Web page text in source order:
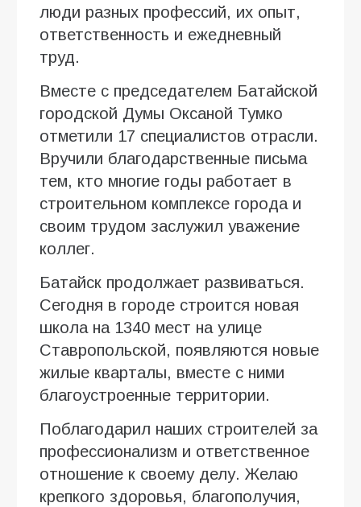
люди разных профессий, их опыт,
ответственность и ежедневный
труд.
Вместе с председателем Батайской
городской Думы Оксаной Тумко
отметили 17 специалистов отрасли.
Вручили благодарственные письма
тем, кто многие годы работает в
строительном комплексе города и
своим трудом заслужил уважение
коллег.
Батайск продолжает развиваться.
Сегодня в городе строится новая
школа на 1340 мест на улице
Ставропольской, появляются новые
жилые кварталы, вместе с ними
благоустроенные территории.
Поблагодарил наших строителей за
профессионализм и ответственное
отношение к своему делу. Желаю
крепкого здоровья, благополучия,